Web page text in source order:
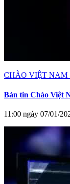
CHÀO VIỆT NAM
Bản tin Chào Việt
11:00 ngày 07/01/